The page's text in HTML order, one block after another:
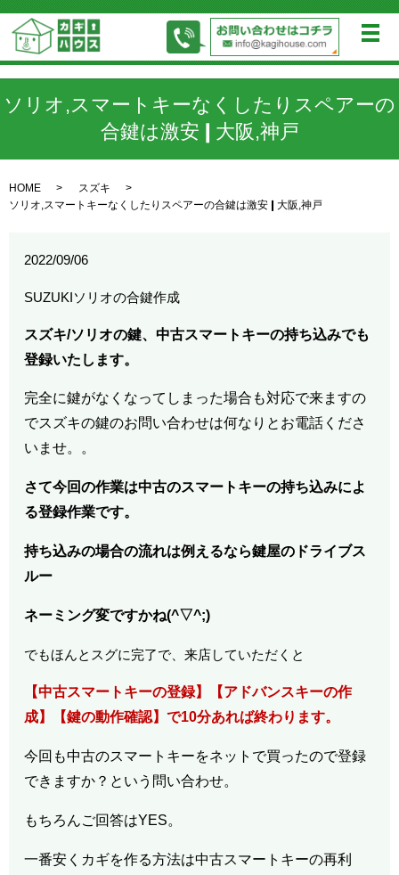
メ
ソリオ,スマートキーなくしたりスペアーの
合鍵は激安❙大阪,神戸
HOME
スズキ
ソリオ,スマートキーなくしたりスペアーの合鍵は激安❙大阪,神戸
2022/09/06
SUZUKIソリオの合鍵作成
スズキ/ソリオの鍵、中古スマートキーの持ち込みでも
登録いたします。
完全に鍵がなくなってしまった場合も対応で来ますの
でスズキの鍵のお問い合わせは何なりとお電話くださ
いませ。。
さて今回の作業は中古のスマートキーの持ち込みによ
る登録作業です。
持ち込みの場合の流れは例えるなら鍵屋のドライブス
ルー
ネーミング変ですかね(^▽^;)
でもほんとスグに完了で、来店していただくと
【中古スマートキーの登録】【アドバンスキーの作
成】【鍵の動作確認】で10分あれば終わります。
今回も中古のスマートキーをネットで買ったので登録
できますか？という問い合わせ。
もちろんご回答はYES。
一番安くカギを作る方法は中古スマートキーの再利